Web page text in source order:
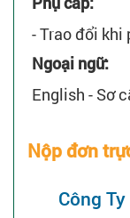
- Trao đổi khi
Ngoại ngữ:
English - Sơ
Nộp đơn
Công